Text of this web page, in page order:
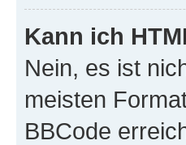
Kann ich
Nein, es ist
meisten
BBCode